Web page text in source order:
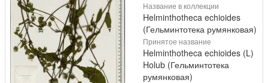
Название в коллекции
Helminthotheca echioides
(Гельминтотека румянковая)
Принятое название
Helminthotheca echioides (L)
Holub (Гельминтотека
румянковая)